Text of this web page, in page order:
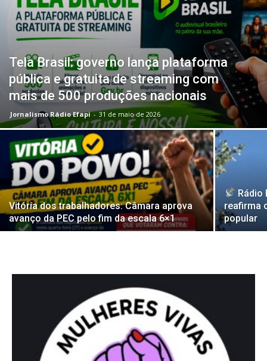
Tela Brasil: governo lança plataforma
pública e gratuita de streaming com
mais de 500 produções nacionais
Jornalismo Rádio Efapi - 31 de maio de 2026
Vitória dos trabalhadores: Câmara aprova
avanço da PEC pelo fim da escala 6×1
Rádio
reafirma
popular